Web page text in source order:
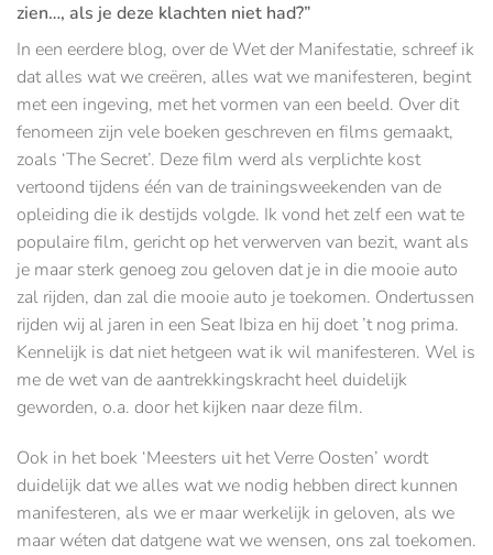
zien…, als je deze klachten niet had?”
In een eerdere blog, over de Wet der Manifestatie, schreef ik
dat alles wat we creëren, alles wat we manifesteren, begint
met een ingeving, met het vormen van een beeld. Over dit
fenomeen zijn vele boeken geschreven en films gemaakt,
zoals ‘The Secret’. Deze film werd als verplichte kost
vertoond tijdens één van de trainingsweekenden van de
opleiding die ik destijds volgde. Ik vond het zelf een wat te
populaire film, gericht op het verwerven van bezit, want als
je maar sterk genoeg zou geloven dat je in die mooie auto
zal rijden, dan zal die mooie auto je toekomen. Ondertussen
rijden wij al jaren in een Seat Ibiza en hij doet ’t nog prima.
Kennelijk is dat niet hetgeen wat ik wil manifesteren. Wel is
me de wet van de aantrekkingskracht heel duidelijk
geworden, o.a. door het kijken naar deze film.
Ook in het boek ‘Meesters uit het Verre Oosten’ wordt
duidelijk dat we alles wat we nodig hebben direct kunnen
manifesteren, als we er maar werkelijk in geloven, als we
maar wéten dat datgene wat we wensen, ons zal toekomen.